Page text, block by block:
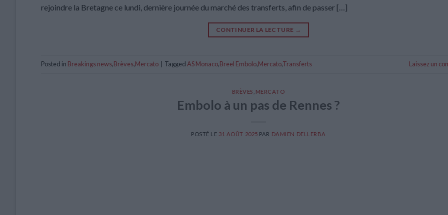
rejoindre la Bretagne ce lundi, dernière journée du marché des transferts, afin de passer […]
CONTINUER LA LECTURE →
Posted in Breakings news,Brèves,Mercato TaggedAS Monaco,Breel Embolo,Mercato,Transferts Laissez un
BRÈVES MERCATO
Embolo à un pas de Rennes ?
POSTÉ LE 31 AOÛT 2025 PAR DAMIEN DELLERBA